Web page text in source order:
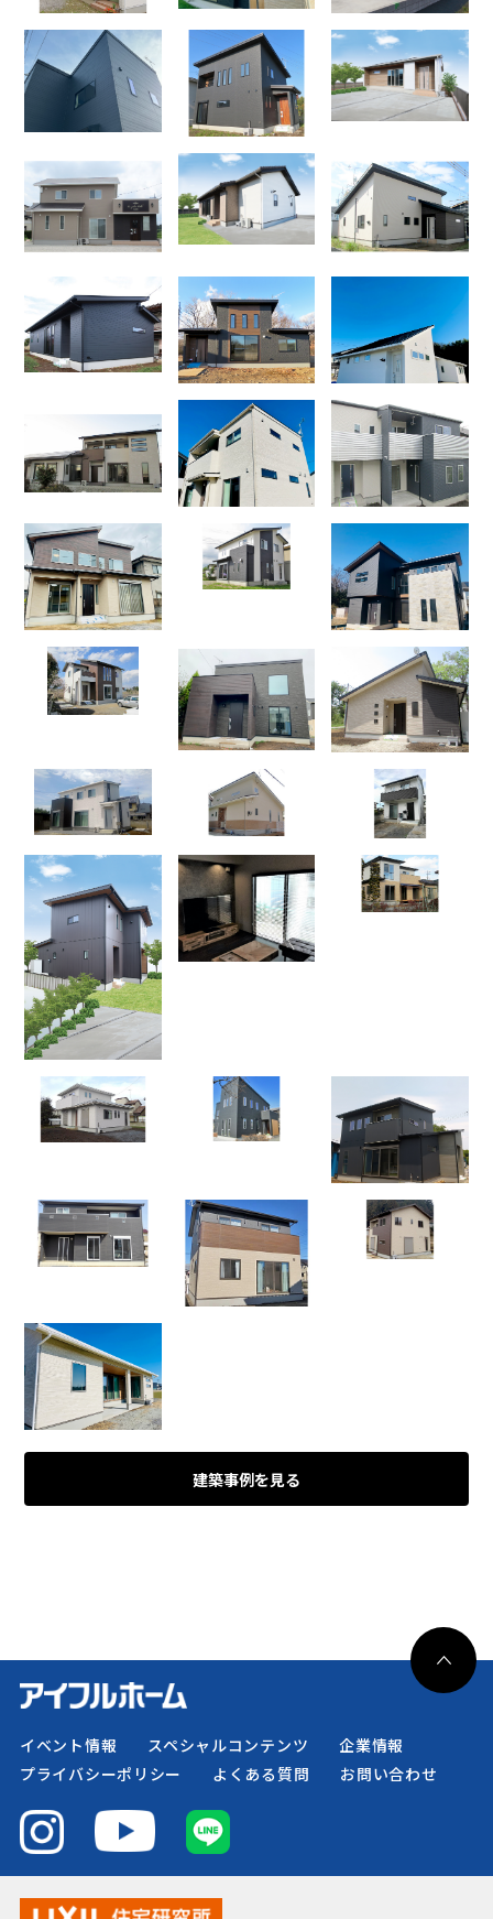
建築事例を見る
イベント情報 スペシャルコンテンツ
企業情報
プライバシーポリシー
よくある質問 お問い合わせ